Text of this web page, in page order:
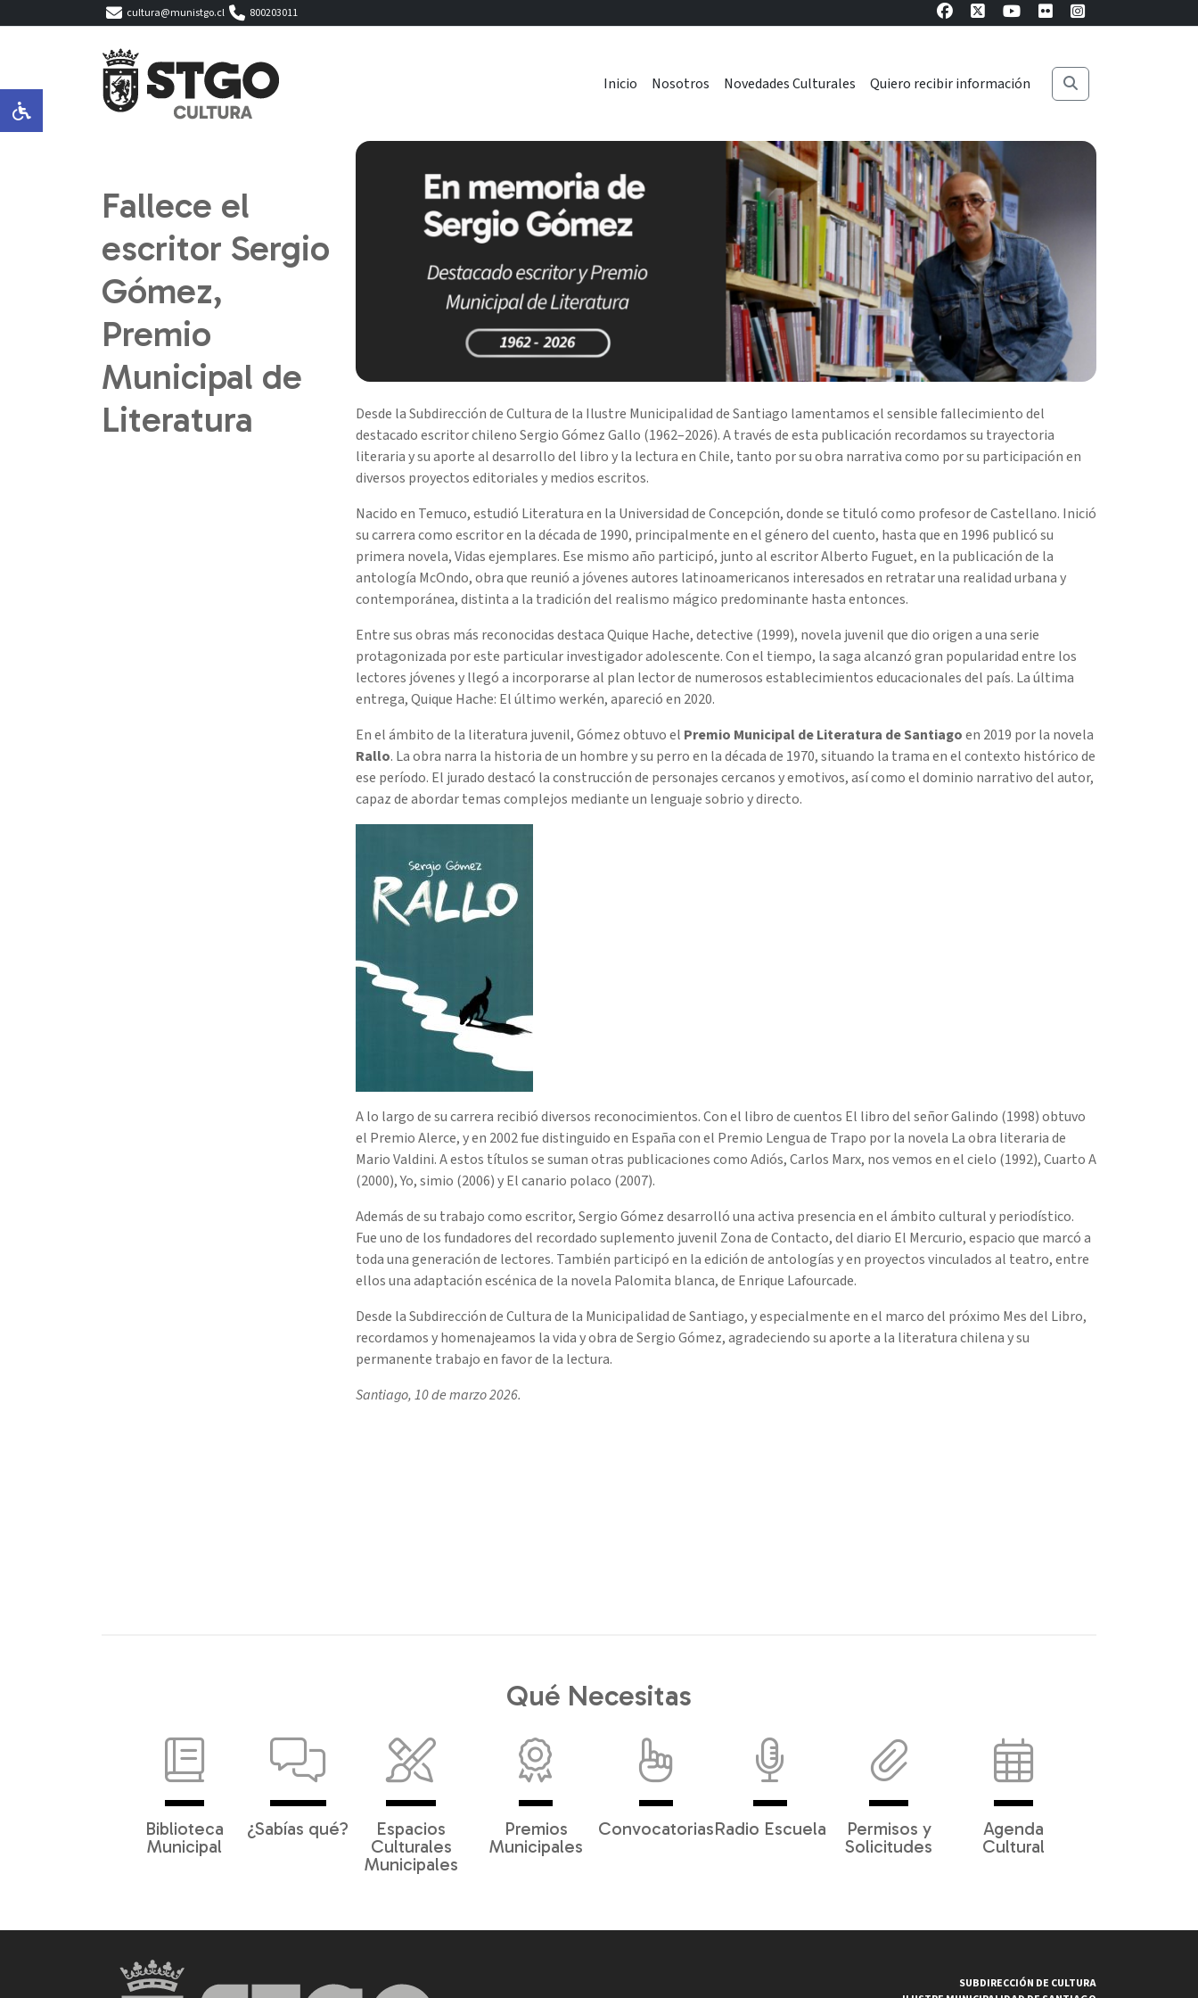
cultura@munistgo.cl 800203011
Inicio Nosotros Novedades Culturales Quiero recibir información
Fallece el
escritor Sergio
Gómez,
Premio
Municipal de
Literatura
Desde la Subdirección de Cultura de la Ilustre Municipalidad de Santiago lamentamos el sensible fallecimiento del
destacado escritor chileno Sergio Gómez Gallo (1962–2026). A través de esta publicación recordamos su trayectoria
literaria y su aporte al desarrollo del libro y la lectura en Chile, tanto por su obra narrativa como por su participación en
diversos proyectos editoriales y medios escritos.
Nacido en Temuco, estudió Literatura en la Universidad de Concepción, donde se tituló como profesor de Castellano. Inició
su carrera como escritor en la década de 1990, principalmente en el género del cuento, hasta que en 1996 publicó su
primera novela, Vidas ejemplares. Ese mismo año participó, junto al escritor Alberto Fuguet, en la publicación de la
antología McOndo, obra que reunió a jóvenes autores latinoamericanos interesados en retratar una realidad urbana y
contemporánea, distinta a la tradición del realismo mágico predominante hasta entonces.
Entre sus obras más reconocidas destaca Quique Hache, detective (1999), novela juvenil que dio origen a una serie
protagonizada por este particular investigador adolescente. Con el tiempo, la saga alcanzó gran popularidad entre los
lectores jóvenes y llegó a incorporarse al plan lector de numerosos establecimientos educacionales del país. La última
entrega, Quique Hache: El último werkén, apareció en 2020.
En el ámbito de la literatura juvenil, Gómez obtuvo el Premio Municipal de Literatura de Santiagoen 2019 por la novela
Rallo. La obra narra la historia de un hombre y su perro en la década de 1970, situando la trama en el contexto histórico de
ese período. El jurado destacó la construcción de personajes cercanos y emotivos, así como el dominio narrativo del autor,
capaz de abordar temas complejos mediante un lenguaje sobrio y directo.
A lo largo de su carrera recibió diversos reconocimientos. Con el libro de cuentos El libro del señor Galindo (1998) obtuvo
el Premio Alerce, y en 2002 fue distinguido en España con el Premio Lengua de Trapo por la novela La obra literaria de
Mario Valdini. A estos títulos se suman otras publicaciones como Adiós, Carlos Marx, nos vemos en el cielo (1992), Cuarto A
(2000), Yo, simio (2006) y El canario polaco (2007).
Además de su trabajo como escritor, Sergio Gómez desarrolló una activa presencia en el ámbito cultural y periodístico.
Fue uno de los fundadores del recordado suplemento juvenil Zona de Contacto, del diario El Mercurio, espacio que marcó a
toda una generación de lectores. También participó en la edición de antologías y en proyectos vinculados al teatro, entre
ellos una adaptación escénica de la novela Palomita blanca, de Enrique Lafourcade.
Desde la Subdirección de Cultura de la Municipalidad de Santiago, y especialmente en el marco del próximo Mes del Libro,
recordamos y homenajeamos la vida y obra de Sergio Gómez, agradeciendo su aporte a la literatura chilena y su
permanente trabajo en favor de la lectura.
Santiago, 10 de marzo 2026.
Qué Necesitas
Biblioteca
Municipal
¿Sabías qué?
Espacios
Culturales
Municipales
Premios
Municipales
ConvocatoriasRadio Escuela
Permisos y
Solicitudes
Agenda
Cultural
SUBDIRECCIÓN DE CULTURA